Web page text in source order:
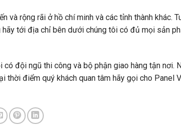
và rộng rãi ở hồ chí minh và các tỉnh thành khác.
tới địa chỉ bên dưới chúng tôi có đủ mọi sản
có đội ngũ thi công và bộ phận giao hàng tận nơi.
thời điểm quý khách quan tâm hãy gọi cho Panel